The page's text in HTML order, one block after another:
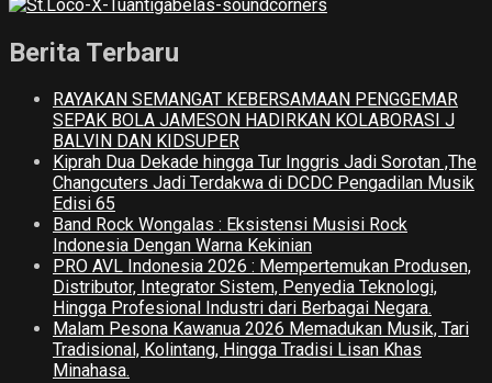
Berita Terbaru
RAYAKAN SEMANGAT KEBERSAMAAN PENGGEMAR
SEPAK BOLA JAMESON HADIRKAN KOLABORASI J
BALVIN DAN KIDSUPER
Kiprah Dua Dekade hingga Tur Inggris Jadi Sorotan ,The
Changcuters Jadi Terdakwa di DCDC Pengadilan Musik
Edisi 65
Band Rock Wongalas : Eksistensi Musisi Rock
Indonesia Dengan Warna Kekinian
PRO AVL Indonesia 2026 : Mempertemukan Produsen,
Distributor, Integrator Sistem, Penyedia Teknologi,
Hingga Profesional Industri dari Berbagai Negara.
Malam Pesona Kawanua 2026 Memadukan Musik, Tari
Tradisional, Kolintang, Hingga Tradisi Lisan Khas
Minahasa.